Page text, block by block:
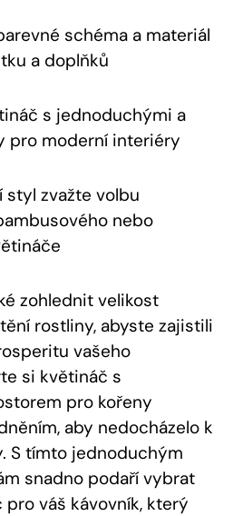
schéma a materiál
a doplňků
s jednoduchými a
pro moderní interiéry
styl zvažte volbu
nebo
zohlednit velikost
rostliny, abyste zajistili
vašeho
si květináč s
pro kořeny
aby nedocházelo k
S tímto jednoduchým
snadno podaří vybrat
váš kávovník, který